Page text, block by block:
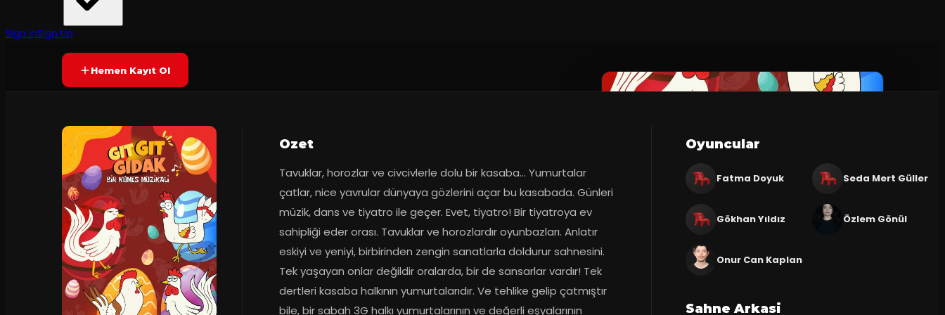
Sign InSign UpYAKINDA Yetersiz oy
Hemen Kayıt Ol
Ozet
Tavuklar, horozlar ve civcivlerle dolu bir kasaba… Yumurtalar
çatlar, nice yavrular dünyaya gözlerini açar bu kasabada. Günleri
müzik, dans ve tiyatro ile geçer. Evet, tiyatro! Bir tiyatroya ev
sahipliği eder orası. Tavuklar ve horozlardır oyunbazları. Anlatır
eskiyi ve yeniyi, birbirinden zengin sanatlarla doldurur sahnesini.
Tek yaşayan onlar değildir oralarda, bir de sansarlar vardır! Tek
dertleri kasaba halkının yumurtalarıdır. Ve tehlike gelip çatmıştır
bile, bir sabah 3G halkı yumurtalarının ve değerli eşyalarının
Oyuncular
Fatma Doyuk Seda Mert Güller
Gökhan Yıldız Özlem Gönül
Onur Can Kaplan
Sahne Arkasi